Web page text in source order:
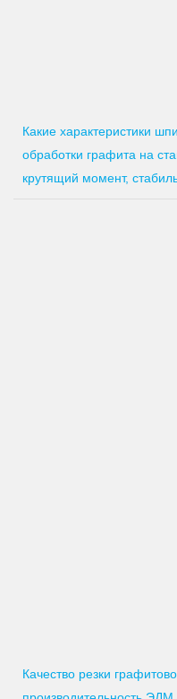
Какие характеристики
обработки графита на
крутящий момент,
Качество резки